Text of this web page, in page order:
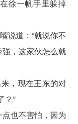
徐一帆手里躲掉
说道：“就说你不
，这家伙怎么就
，现在王东的对
？”
也不害怕，因为